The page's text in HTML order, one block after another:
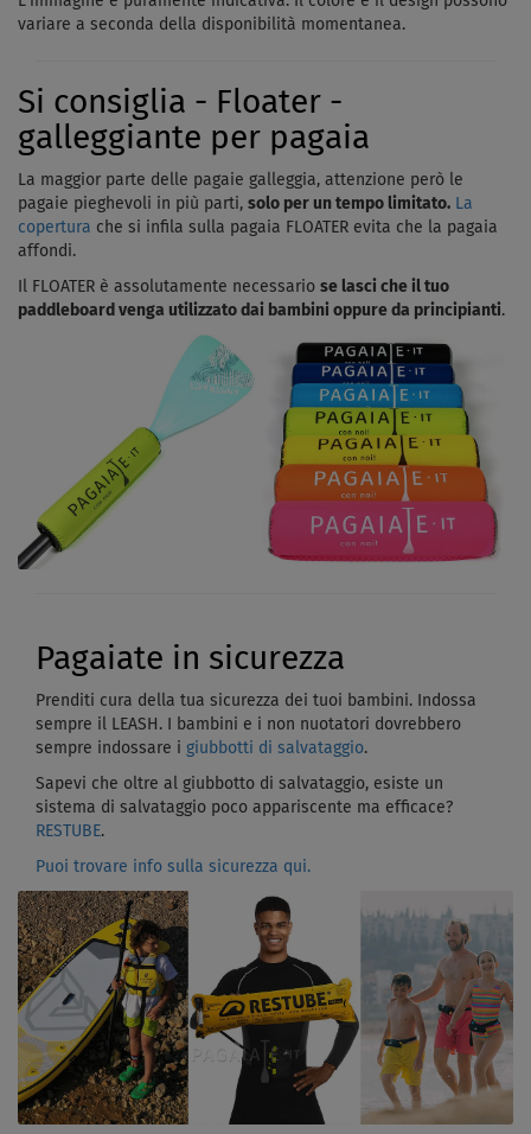
che si creino danni all'inserto o all'intero galleggiante.
acquistarlo separatamente.
variare a seconda della disponibilità momentanea.
Si consiglia - Floater -
galleggiante per pagaia
La maggior parte delle pagaie galleggia, attenzione però le
pagaie pieghevoli in più parti, solo per un tempo limitato. La
copertura che si infila sulla pagaia FLOATER evita che la pagaia
affondi.
Il FLOATER è assolutamente necessario se lasci che il tuo
paddleboard venga utilizzato dai bambini oppure da principianti.
Pagaiate in sicurezza
Prenditi cura della tua sicurezza dei tuoi bambini. Indossa
sempre il LEASH. I bambini e i non nuotatori dovrebbero
sempre indossare i giubbotti di salvataggio.
Sapevi che oltre al giubbotto di salvataggio, esiste un
sistema di salvataggio poco appariscente ma efficace?
RESTUBE.
Puoi trovare info sulla sicurezza qui.